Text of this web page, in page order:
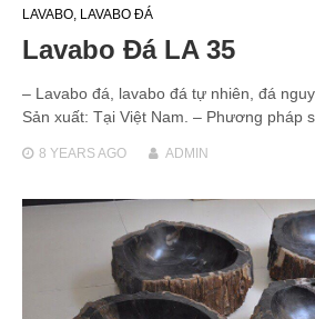
LAVABO, LAVABO ĐÁ
Lavabo Đá LA 35
– Lavabo đá, lavabo đá tự nhiên, đá
Sản xuất: Tại Việt Nam. – Phương pháp
8 YEARSAGO ADMIN